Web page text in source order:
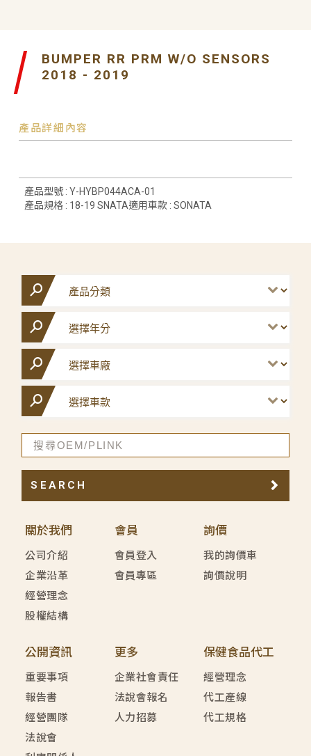
BUMPER RR PRM W/O SENSORS
2018 - 2019
產品詳細內容
產品型號 : Y-HYBP044ACA-01
產品規格 : 18-19 SNATA適用車款 : SONATA
關於我們
公司介紹
企業沿革
經營理念
股權結構
會員
會員登入
會員專區
詢價
我的詢價車
詢價說明
公開資訊
重要事項
報告書
經營團隊
法說會
更多
企業社會責任
法說會報名
人力招募
保健食品代工
經營理念
代工產線
代工規格
SEARCH